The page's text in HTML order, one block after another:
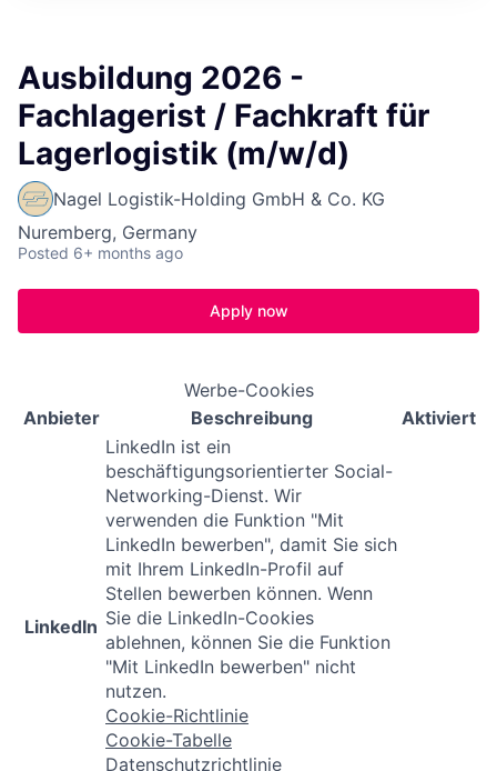
Ausbildung 2026 -
Fachlagerist / Fachkraft für
Lagerlogistik (m/w/d)
Nagel Logistik-Holding GmbH & Co. KG
Nuremberg, Germany
Posted 6+ months ago
Apply now
Werbe-Cookies
Anbieter
Beschreibung Aktiviert
LinkedIn
LinkedIn ist ein
beschäftigungsorientierter Social-
Networking-Dienst. Wir
verwenden die Funktion "Mit
LinkedIn bewerben", damit Sie sich
mit Ihrem LinkedIn-Profil auf
Stellen bewerben können. Wenn
Sie die LinkedIn-Cookies
ablehnen, können Sie die Funktion
"Mit LinkedIn bewerben" nicht
nutzen.
Cookie-Richtlinie
Cookie-Tabelle
Datenschutzrichtlinie